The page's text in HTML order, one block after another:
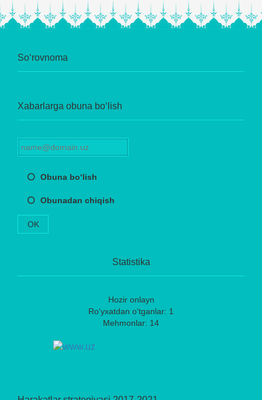
So‘rovnoma
Xabarlarga obuna bo‘lish
Obuna bo‘lish
Obunadan chiqish
OK
Statistika
Hozir onlayn
Ro‘yxatdan o‘tganlar: 1
Mehmonlar: 14